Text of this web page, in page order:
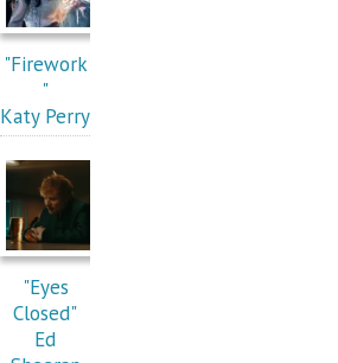
"Firework
"
Katy Perry
"Eyes
Closed"
Ed